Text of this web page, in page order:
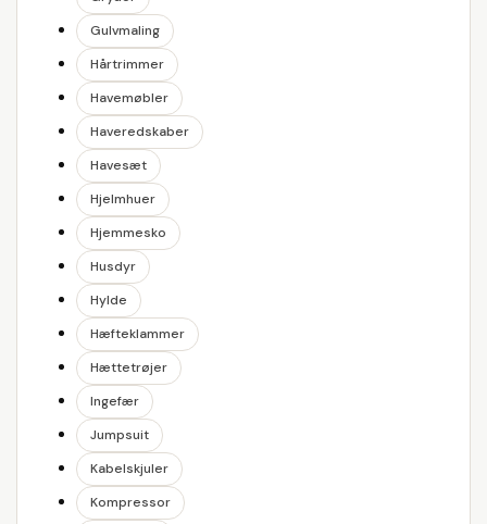
Gulvmaling
Hårtrimmer
Havemøbler
Haveredskaber
Havesæt
Hjelmhuer
Hjemmesko
Husdyr
Hylde
Hæfteklammer
Hættetrøjer
Ingefær
Jumpsuit
Kabelskjuler
Kompressor